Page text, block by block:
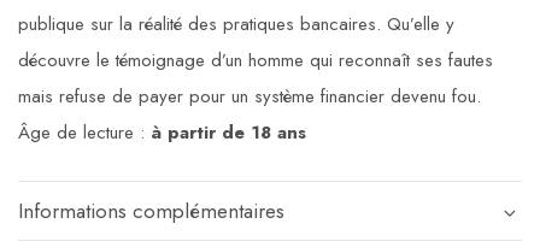
publique sur la réalité des pratiques bancaires. Qu’elle y
découvre le témoignage d’un homme qui reconnaît ses fautes
mais refuse de payer pour un système financier devenu fou.
Âge de lecture : à partir de 18 ans
Informations complémentaires